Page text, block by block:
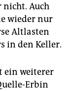
nicht. Auch
wieder nur
Altlasten
in den Keller.
ein weiterer
Erbin